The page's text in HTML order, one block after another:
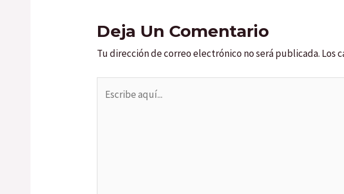
Deja Un Comentario
Tu dirección de correo electrónico no será publicada. Los